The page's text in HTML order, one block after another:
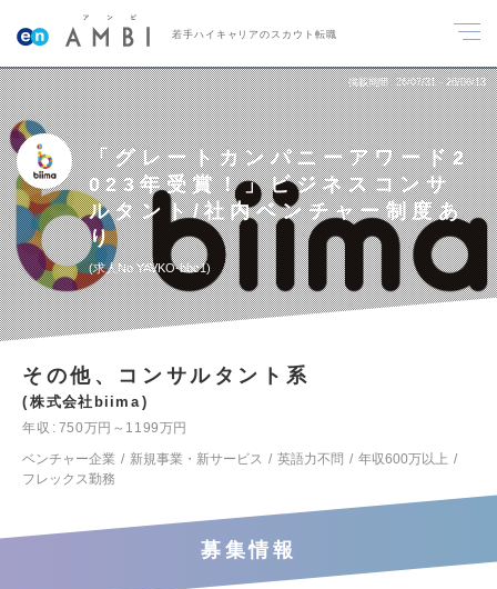
若手ハイキャリアのスカウト転職
掲載期間 26/07/31～26/08/13
「グレートカンパニーアワード2
023年受賞！」ビジネスコンサ
ルタント/社内ベンチャー制度あ
り
求人No.YAVKO-bbc1
その他、コンサルタント系
株式会社biima
年収
750万円～1199万円
ベンチャー企業
新規事業・新サービス 英語力不問
年収600万以上
フレックス勤務
募集情報